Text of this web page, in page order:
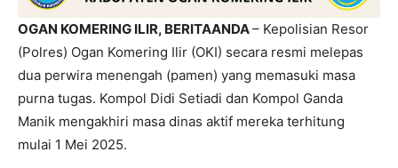
OGAN KOMERING ILIR, BERITAANDA– Kepolisian Resor
(Polres) Ogan Komering Ilir (OKI) secara resmi melepas
dua perwira menengah (pamen) yang memasuki masa
purna tugas. Kompol Didi Setiadi dan Kompol Ganda
Manik mengakhiri masa dinas aktif mereka terhitung
mulai 1 Mei 2025.